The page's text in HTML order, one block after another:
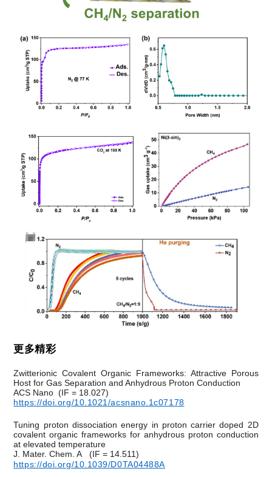
更多精彩
Zwitterionic Covalent Organic Frameworks: Attractive Porous
Host for Gas Separation and Anhydrous Proton Conduction
ACS Nano (IF = 18.027)
https://doi.org/10.1021/acsnano.1c07178
Tuning proton dissociation energy in proton carrier doped 2D
covalent organic frameworks for anhydrous proton conduction
at elevated temperature
J. Mater. Chem. A (IF = 14.511)
https://doi.org/10.1039/D0TA04488A